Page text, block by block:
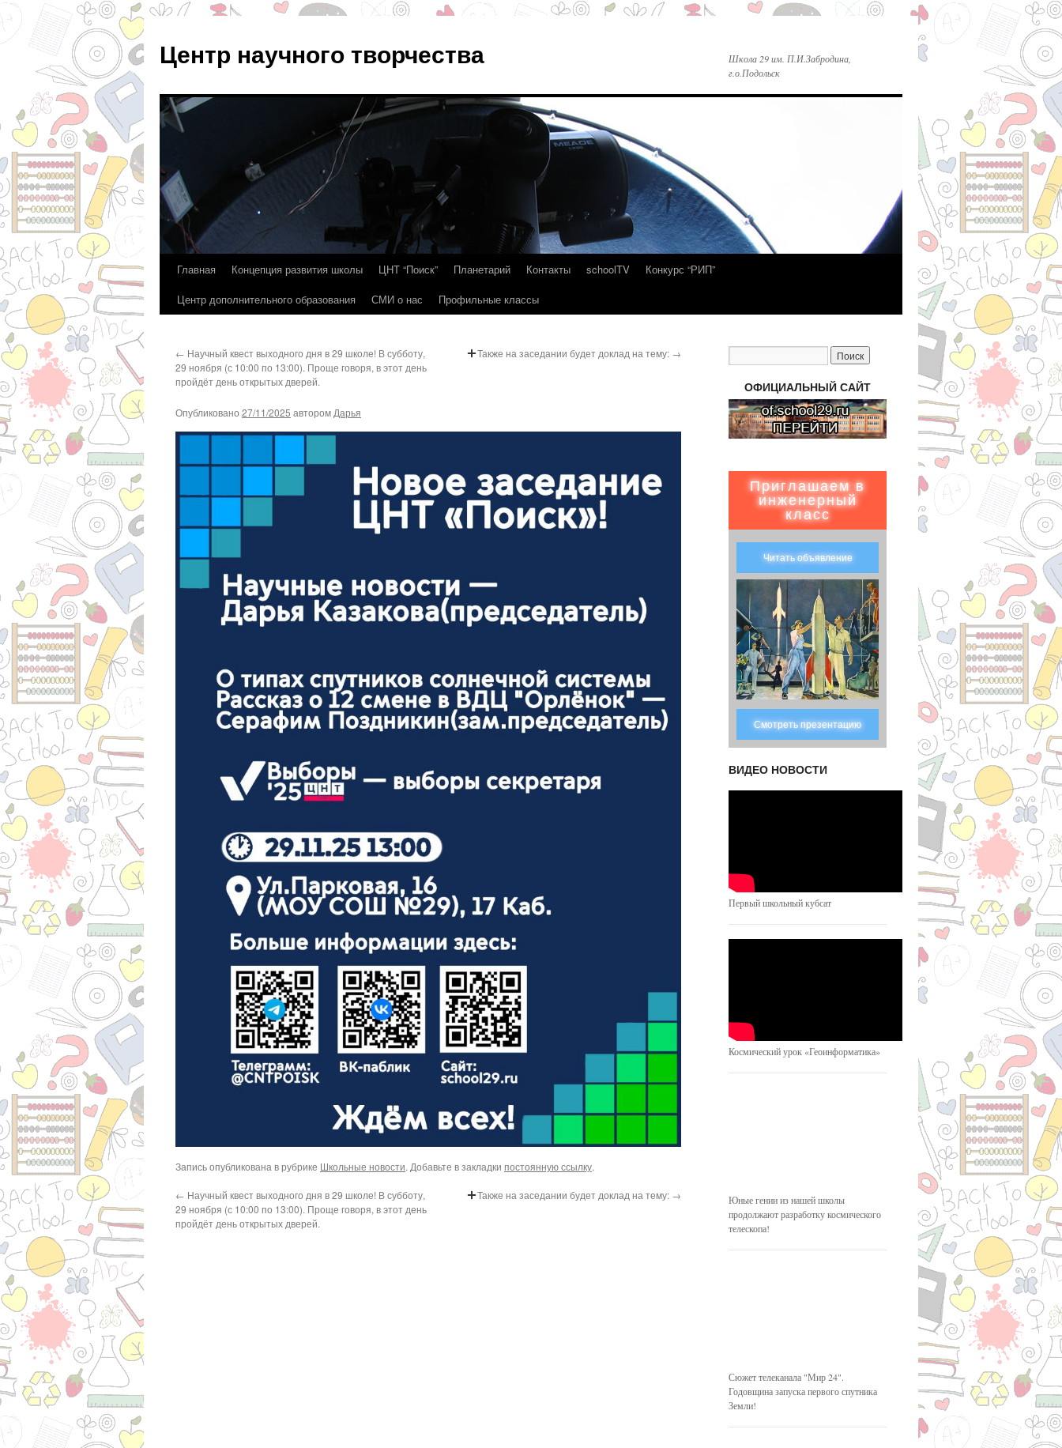
Центр научного творчества
Школа 29 им. П.И.Забродина,
г.о.Подольск
Перейти
Главная Концепция развития школы ЦНТ “Поиск” Планетарий Контакты schoolTV
Конкурс “РИП”
Центр дополнительного образования
СМИ о нас Профильные классы
← Научный квест выходного дня в 29 школе! В субботу,
29 ноября (с 10:00 по 13:00). Проще говоря, в этот день
пройдёт день открытых дверей.
Также на заседании будет доклад на тему: →
Опубликовано 27/11/2025 автором Дарья
Запись опубликована в рубрике Школьные новости. Добавьте в закладки постоянную ссылку.
← Научный квест выходного дня в 29 школе! В субботу,
29 ноября (с 10:00 по 13:00). Проще говоря, в этот день
пройдёт день открытых дверей.
Также на заседании будет доклад на тему: →
ОФИЦИАЛЬНЫЙ САЙТ
Приглашаем в
инженерный
класс
Читать объявление
Смотреть презентацию
ВИДЕО НОВОСТИ
Первый школьный кубсат
Космический урок «Геоинформатика»
Юные гении из нашей школы
продолжают разработку космического
телескопа!
Сюжет телеканала "Мир 24".
Годовщина запуска первого спутника
Земли!